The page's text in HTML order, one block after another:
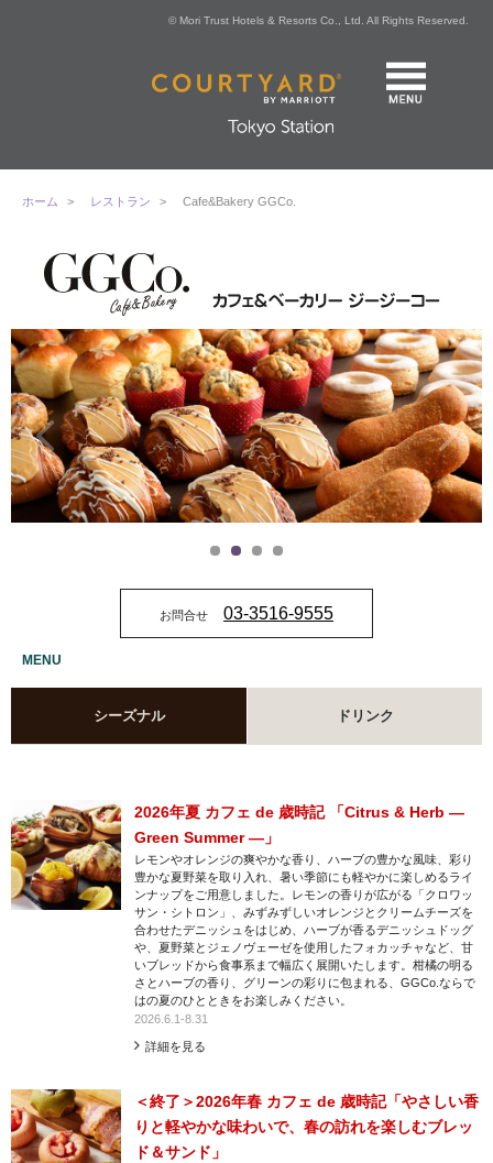
© Mori Trust Hotels & Resorts Co., Ltd. All Rights Reserved.
ホーム > レストラン > Cafe&Bakery GGCo.
お問合せ 03-3516-9555
MENU
シーズナル ドリンク
2026年夏 カフェ de 歳時記 「Citrus & Herb —
Green Summer —」
レモンやオレンジの爽やかな香り、ハーブの豊かな風味、彩り
豊かな夏野菜を取り入れ、暑い季節にも軽やかに楽しめるライ
ンナップをご用意しました。レモンの香りが広がる「クロワッ
サン・シトロン」、みずみずしいオレンジとクリームチーズを
合わせたデニッシュをはじめ、ハーブが香るデニッシュドッグ
や、夏野菜とジェノヴェーゼを使用したフォカッチャなど、甘
いブレッドから食事系まで幅広く展開いたします。柑橘の明る
さとハーブの香り、グリーンの彩りに包まれる、GGCo.ならで
はの夏のひとときをお楽しみください。
2026.6.1-8.31
詳細を見る
＜終了＞2026年春 カフェ de 歳時記「やさしい香
りと軽やかな味わいで、春の訪れを楽しむブレッ
ド＆サンド」